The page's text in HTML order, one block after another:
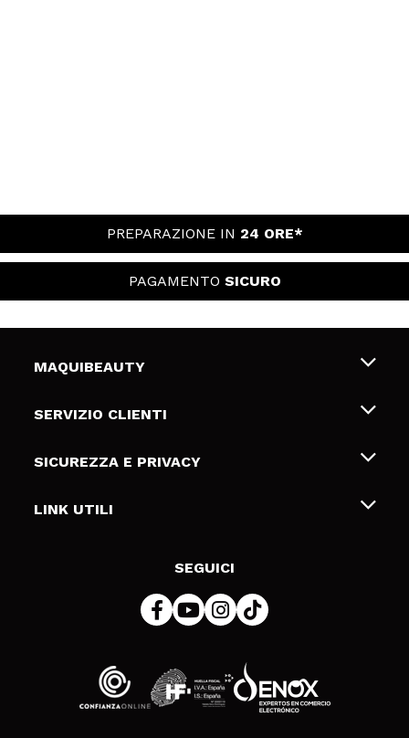
PREPARAZIONE IN 24 ORE*
PAGAMENTO SICURO
MAQUIBEAUTY
Chi siamo
Gift Cards
SERVIZIO CLIENTI
Spedizioni & Resi
Metodi di pagamamento
SICUREZZA E PRIVACY
Termini e condizioni
LINK UTILI
SEGUICI